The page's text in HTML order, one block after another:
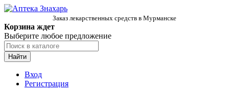
Заказ лекарственных средств в Мурманске
Корзина ждет
Выберите любое предложение
Найти
Вход
Регистрация